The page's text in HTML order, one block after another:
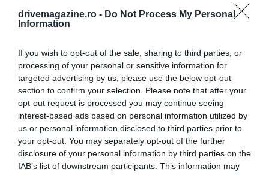
drivemagazine.ro - Do Not Process My Personal
Information
If you wish to opt-out of the sale, sharing to third parties, or
processing of your personal or sensitive information for
targeted advertising by us, please use the below opt-out
section to confirm your selection. Please note that after your
opt-out request is processed you may continue seeing
interest-based ads based on personal information utilized by
us or personal information disclosed to third parties prior to
your opt-out. You may separately opt-out of the further
disclosure of your personal information by third parties on the
IAB’s list of downstream participants. This information may
care aproape nimeni nu-l cunoaște, dar care